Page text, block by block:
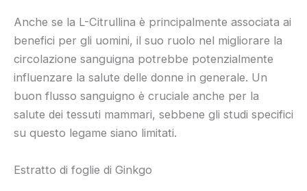
Anche se la L-Citrullina è principalmente associata ai
benefici per gli uomini, il suo ruolo nel migliorare la
circolazione sanguigna potrebbe potenzialmente
influenzare la salute delle donne in generale. Un
buon flusso sanguigno è cruciale anche per la
salute dei tessuti mammari, sebbene gli studi specifici
su questo legame siano limitati.
Estratto di foglie di Ginkgo